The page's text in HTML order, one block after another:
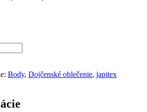
Body, Dojčenské oblečenie, japitex